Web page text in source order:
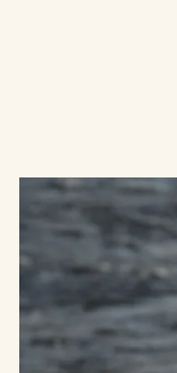
Mössa
Stilren och
miljövänliga
stilrena design
och friluftsliv.